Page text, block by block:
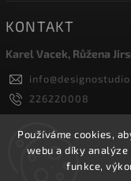
Používáme cookies,
webu a díky
funkce,
KONTAKT
Karel Vacek, Růžena
info@
226220008
605334326,
Designoshop
designoshop